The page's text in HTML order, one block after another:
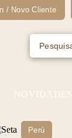
/ Novo Cliente
NOVIDADES
Perú